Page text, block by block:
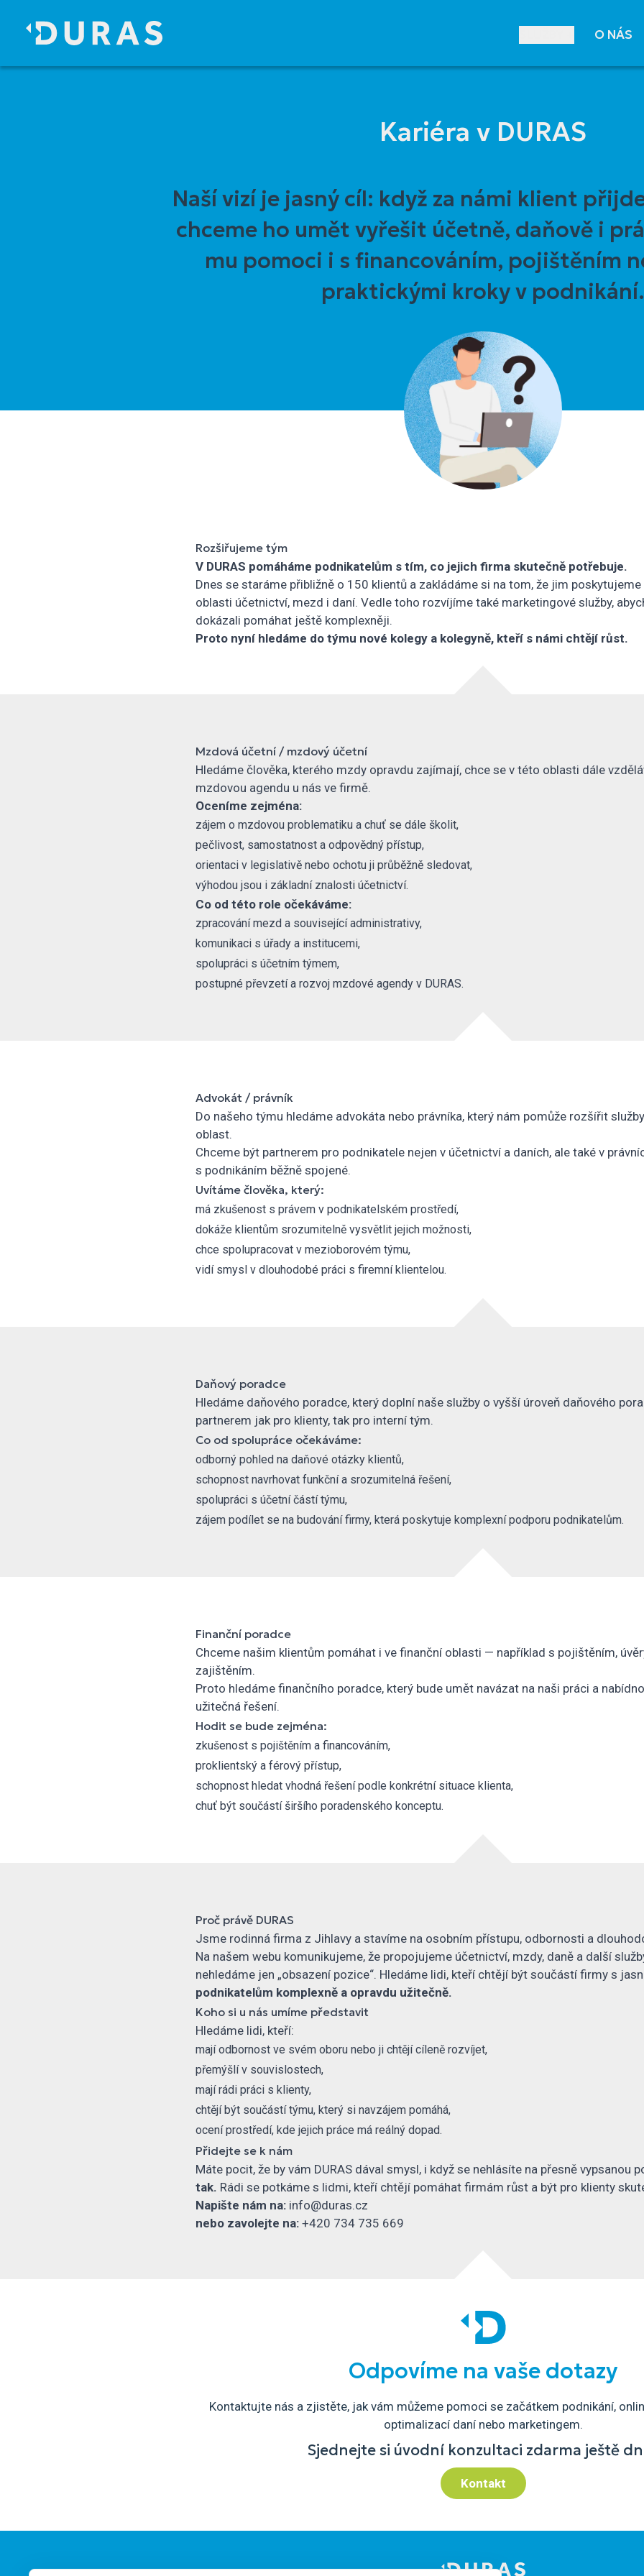
hlavnímu
O NÁS
Kariéra v DURAS
Naší vizí je jasný cíl: když za námi klient
chceme ho umět vyřešit účetně, daňově i
mu pomoci i s financováním, pojištěním
praktickými kroky v podnikání.
Rozšiřujeme tým
V DURAS pomáháme podnikatelům s tím, co jejich firma skutečně potřebuje.
Dnes se staráme přibližně o 150 klientů a zakládáme si na tom, že jim
oblasti účetnictví, mezd i daní. Vedle toho rozvíjíme také marketingové služby,
dokázali pomáhat ještě komplexněji.
Proto nyní hledáme do týmu nové kolegy a kolegyně, kteří s námi chtějí růst.
Mzdová účetní / mzdový účetní
Hledáme člověka, kterého mzdy opravdu zajímají, chce se v této oblasti dále
mzdovou agendu u nás ve firmě.
Oceníme zejména:
zájem o mzdovou problematiku a chuť se dále školit,
pečlivost, samostatnost a odpovědný přístup,
orientaci v legislativě nebo ochotu ji průběžně sledovat,
výhodou jsou i základní znalosti účetnictví.
Co od této role očekáváme:
zpracování mezd a související administrativy,
komunikaci s úřady a institucemi,
spolupráci s účetním týmem,
postupné převzetí a rozvoj mzdové agendy v DURAS.
Advokát / právník
Do našeho týmu hledáme advokáta nebo právníka, který nám pomůže rozšířit
oblast.
Chceme být partnerem pro podnikatele nejen v účetnictví a daních, ale také v
s podnikáním běžně spojené.
Uvítáme člověka, který:
má zkušenost s právem v podnikatelském prostředí,
dokáže klientům srozumitelně vysvětlit jejich možnosti,
chce spolupracovat v mezioborovém týmu,
vidí smysl v dlouhodobé práci s firemní klientelou.
Daňový poradce
Hledáme daňového poradce, který doplní naše služby o vyšší úroveň daňového
partnerem jak pro klienty, tak pro interní tým.
Co od spolupráce očekáváme:
odborný pohled na daňové otázky klientů,
schopnost navrhovat funkční a srozumitelná řešení,
spolupráci s účetní částí týmu,
zájem podílet se na budování firmy, která poskytuje komplexní podporu podnikatelům.
Finanční poradce
Chceme našim klientům pomáhat i ve finanční oblasti — například s pojištěním,
zajištěním.
Proto hledáme finančního poradce, který bude umět navázat na naši práci a
užitečná řešení.
Hodit se bude zejména:
zkušenost s pojištěním a financováním,
proklientský a férový přístup,
schopnost hledat vhodná řešení podle konkrétní situace klienta,
chuť být součástí širšího poradenského konceptu.
Proč právě DURAS
Jsme rodinná firma z Jihlavy a stavíme na osobním přístupu, odbornosti a
Na našem webu komunikujeme, že propojujeme účetnictví, mzdy, daně a další
nehledáme jen „obsazení pozice“. Hledáme lidi, kteří chtějí být součástí firmy s
podnikatelům komplexně a opravdu užitečně.
Koho si u nás umíme představit
Hledáme lidi, kteří:
mají odbornost ve svém oboru nebo ji chtějí cíleně rozvíjet,
přemýšlí v souvislostech,
mají rádi práci s klienty,
chtějí být součástí týmu, který si navzájem pomáhá,
ocení prostředí, kde jejich práce má reálný dopad.
Přidejte se k nám
Máte pocit, že by vám DURAS dával smysl, i když se nehlásíte na přesně vypsanou
tak. Rádi se potkáme s lidmi, kteří chtějí pomáhat firmám růst a být pro klienty
Napište nám na: info@duras.cz
nebo zavolejte na: +420 734 735 669
Odpovíme na vaše dotazy
Kontaktujte nás a zjistěte, jak vám můžeme pomoci se začátkem podnikání,
optimalizací daní nebo marketingem.
Sjednejte si úvodní konzultaci zdarma ještě
Kontakt